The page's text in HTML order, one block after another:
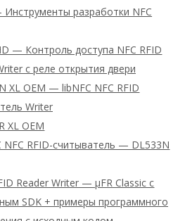
разработки NFC
— Контроль доступа NFC RFID
с реле открытия двери
XL OEM — libNFC NFC RFID
Writer
XL OEM
NFC RFID-считыватель — DL533N
Reader Writer — μFR Classic с
SDK + примеры программного